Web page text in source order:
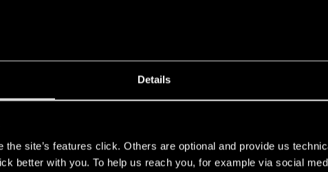
Details
the site’s features click. Others are optional and provide us
better with you. To help us reach you, for example via social
con CrystalCoat™ y TWINTONE™ aparecerán
más solicitados en las calles de Night City: